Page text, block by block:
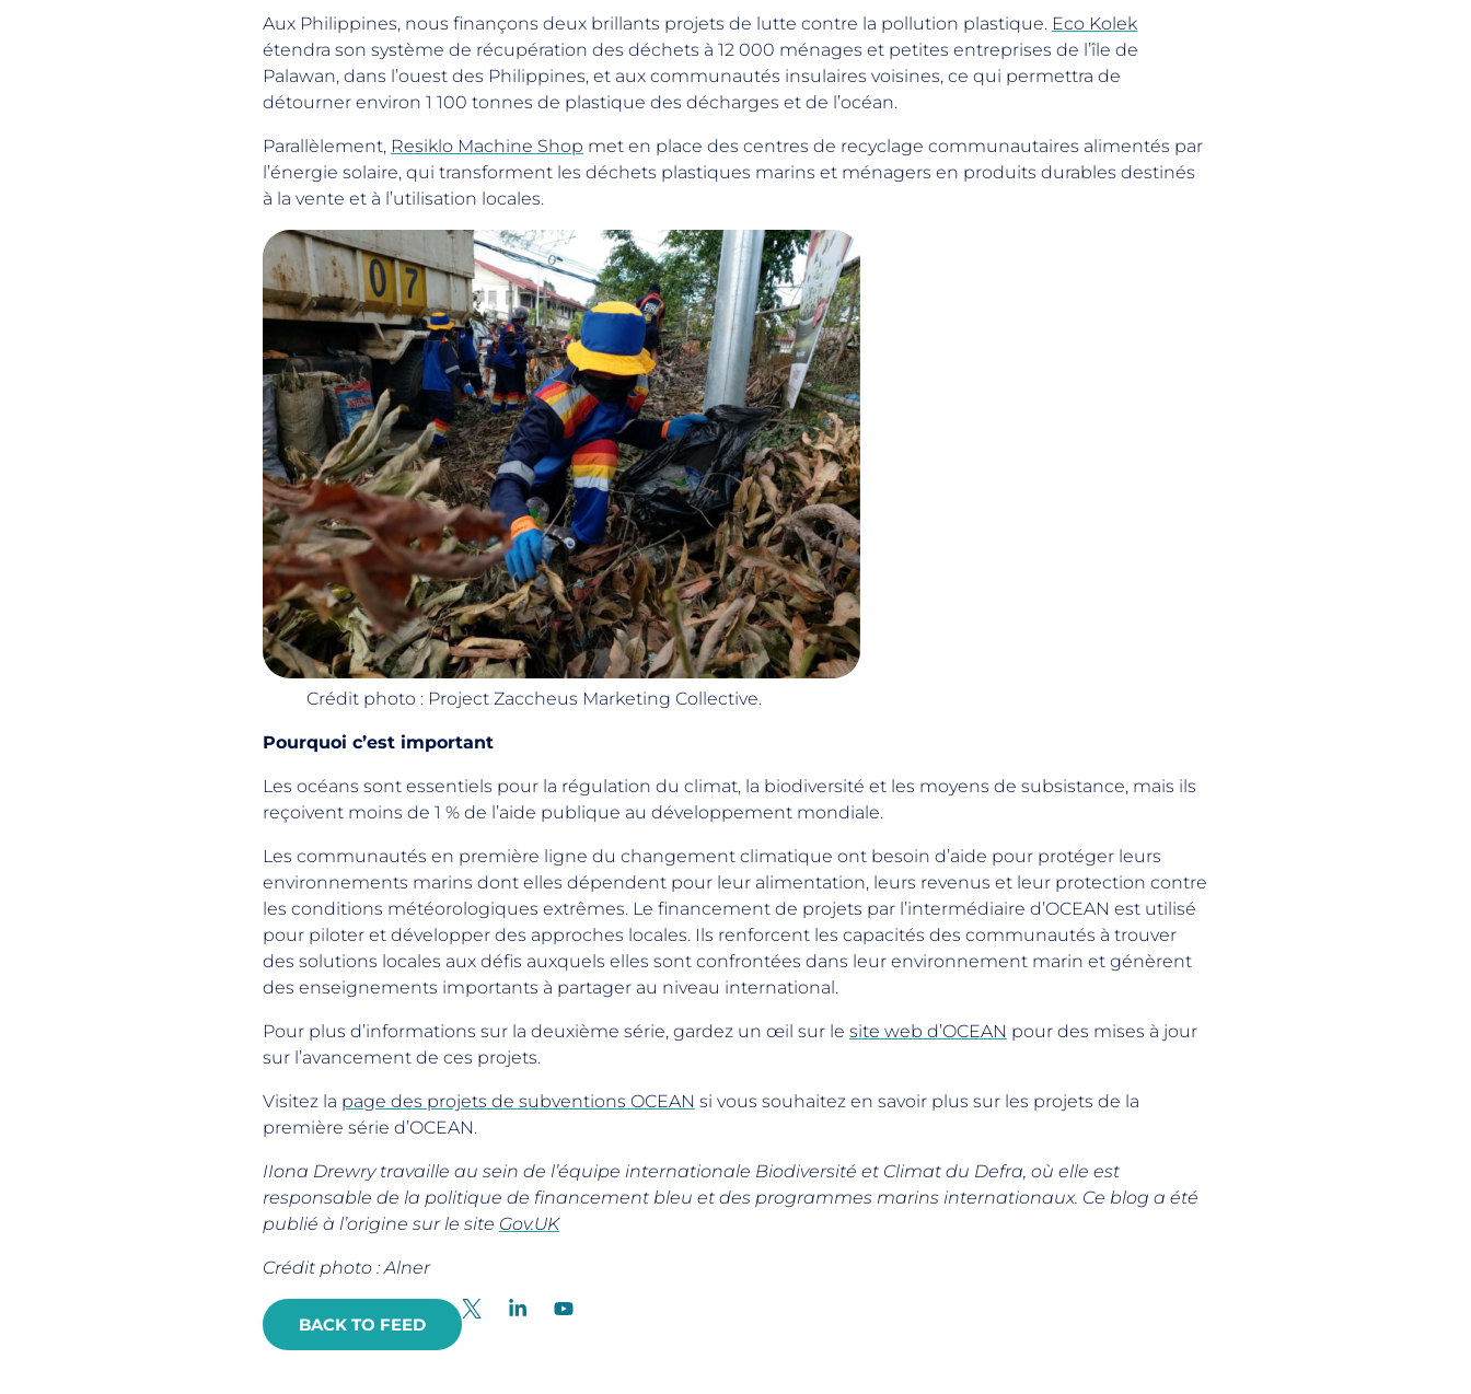
Aux Philippines, nous finançons deux brillants projets de lutte contre la pollution plastique. Eco Kolek
étendra son système de récupération des déchets à 12 000 ménages et petites entreprises de l’île de
Palawan, dans l’ouest des Philippines, et aux communautés insulaires voisines, ce qui permettra de
détourner environ 1 100 tonnes de plastique des décharges et de l’océan.
Parallèlement, Resiklo Machine Shop met en place des centres de recyclage communautaires alimentés par
l’énergie solaire, qui transforment les déchets plastiques marins et ménagers en produits durables destinés
à la vente et à l’utilisation locales.
Crédit photo : Project Zaccheus Marketing Collective.
Pourquoi c’est important
Les océans sont essentiels pour la régulation du climat, la biodiversité et les moyens de subsistance, mais ils
reçoivent moins de 1 % de l’aide publique au développement mondiale.
Les communautés en première ligne du changement climatique ont besoin d’aide pour protéger leurs
environnements marins dont elles dépendent pour leur alimentation, leurs revenus et leur protection contre
les conditions météorologiques extrêmes. Le financement de projets par l’intermédiaire d’OCEAN est utilisé
pour piloter et développer des approches locales. Ils renforcent les capacités des communautés à trouver
des solutions locales aux défis auxquels elles sont confrontées dans leur environnement marin et génèrent
des enseignements importants à partager au niveau international.
Pour plus d’informations sur la deuxième série, gardez un œil sur le site web d’OCEAN pour des mises à jour
sur l’avancement de ces projets.
Visitez la page des projets de subventions OCEAN si vous souhaitez en savoir plus sur les projets de la
première série d’OCEAN.
IIona Drewry travaille au sein de l’équipe internationale Biodiversité et Climat du Defra, où elle est
responsable de la politique de financement bleu et des programmes marins internationaux. Ce blog a été
publié à l’origine sur le site Gov.UK
Crédit photo : Alner
BACK TO FEED